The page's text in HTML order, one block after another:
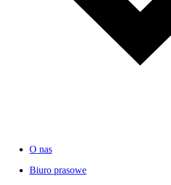
O nas
Biuro prasowe